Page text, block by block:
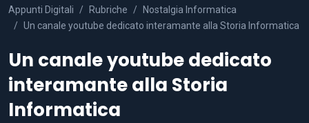
Appunti Digitali Rubriche
Nostalgia Informatica
Un canale youtube dedicato interamante alla Storia Informatica
Un canale youtube dedicato
interamante alla Storia
Informatica